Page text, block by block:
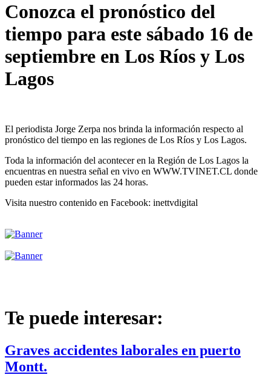
Conozca el pronóstico del
tiempo para este sábado 16 de
septiembre en Los Ríos y Los
Lagos
El periodista Jorge Zerpa nos brinda la información respecto al
pronóstico del tiempo en las regiones de Los Ríos y Los Lagos.
Toda la información del acontecer en la Región de Los Lagos la
encuentras en nuestra señal en vivo en WWW.TVINET.CL donde
pueden estar informados las 24 horas.
Visita nuestro contenido en Facebook: inettvdigital
Te puede interesar:
Graves accidentes laborales en puerto
Montt.